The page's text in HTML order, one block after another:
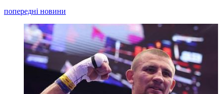
попередні новини